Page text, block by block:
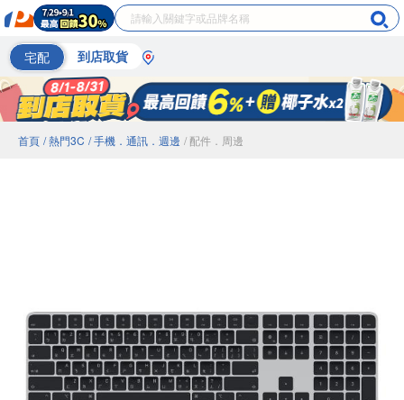
宅配 到店取貨
首頁 / 熱門3C / 手機．通訊．週邊 / 配件．周邊